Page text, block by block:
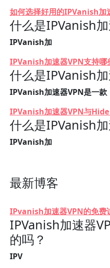
如何选择好用的IPVanish加
什么是IPVanish加
IPVanish加
IPVanish加速器VPN支持哪
什么是IPVanish加
IPVanish加速器VPN是一款
IPVanish加速器VPN与
什么是IPVanish加
IPVanish加
最新博客
IPvanish加速器VPN的免费
IPVanish加速器
的吗？
IPV